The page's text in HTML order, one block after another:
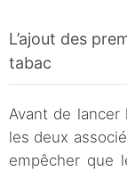
L’ajout des
tabac
Avant de lancer
les deux
empêcher que